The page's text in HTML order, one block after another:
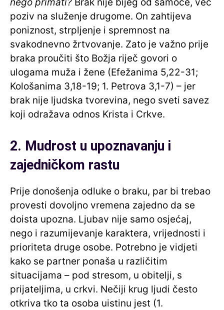
poziv na služenje drugome. On zahtijeva
poniznost, strpljenje i spremnost na
svakodnevno žrtvovanje. Zato je važno prije
braka proučiti što Božja riječ govori o
ulogama muža i žene (Efežanima 5,22-31;
Kološanima 3,18-19; 1. Petrova 3,1-7) – jer
brak nije ljudska tvorevina, nego sveti savez
koji odražava odnos Krista i Crkve.
2. Mudrost u upoznavanju i
zajedničkom rastu
Prije donošenja odluke o braku, par bi trebao
provesti dovoljno vremena zajedno da se
doista upozna. Ljubav nije samo osjećaj,
nego i razumijevanje karaktera, vrijednosti i
prioriteta druge osobe. Potrebno je vidjeti
kako se partner ponaša u različitim
situacijama – pod stresom, u obitelji, s
prijateljima, u crkvi. Nečiji krug ljudi često
otkriva tko ta osoba uistinu jest (1.